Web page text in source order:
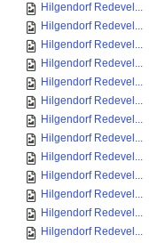
Hilgendorf Redevel...
Hilgendorf Redevel...
Hilgendorf Redevel...
Hilgendorf Redevel...
Hilgendorf Redevel...
Hilgendorf Redevel...
Hilgendorf Redevel...
Hilgendorf Redevel...
Hilgendorf Redevel...
Hilgendorf Redevel...
Hilgendorf Redevel...
Hilgendorf Redevel...
Hilgendorf Redevel...